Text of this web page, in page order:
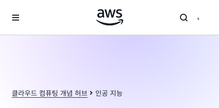
클라우드 컴퓨팅 개념 허브 인공 지능